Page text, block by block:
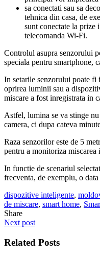
sa conectati sau sa
tehnica din casa, de
sunt conectate la prize
telecomanda Wi-Fi.
Controlul asupra senzorului
speciala pentru smartphone,
In setarile senzorului poate
oprirea luminii sau a
miscare a fost inregistrata in
Astfel, lumina se va stinge
camera, ci dupa cateva
Raza senzorilor este de 5
pentru a monitoriza miscarea
In functie de scenariul
frecventa, de exemplu, o
dispozitive inteligente,
de miscare, smart home,
Share
Next post
Related Posts